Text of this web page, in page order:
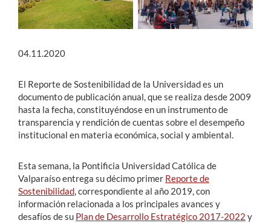
04.11.2020
El Reporte de Sostenibilidad de la Universidad es un
documento de publicación anual, que se realiza desde 2009
hasta la fecha, constituyéndose en un instrumento de
transparencia y rendición de cuentas sobre el desempeño
institucional en materia económica, social y ambiental.
Esta semana, la Pontificia Universidad Católica de
Valparaíso entrega su décimo primer Reporte de
Sostenibilidad, correspondiente al año 2019, con
información relacionada a los principales avances y
desafíos de su Plan de Desarrollo Estratégico 2017-2022 y